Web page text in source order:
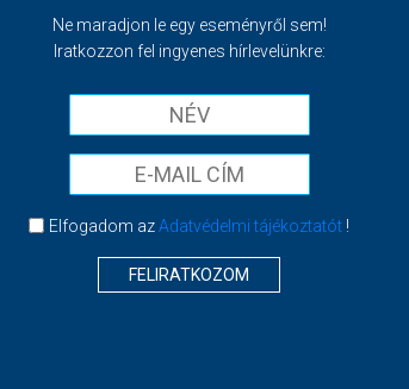
Ne maradjon le egy eseményről sem!
Iratkozzon fel ingyenes hírlevelünkre:
Elfogadom azAdatvédelmi tájékoztatót !
FELIRATKOZOM